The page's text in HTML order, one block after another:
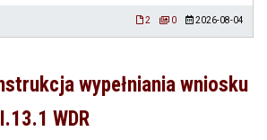
2 0 2026-08-04
wypełniania wniosku
WDR